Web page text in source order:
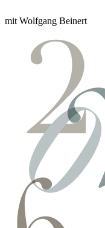
mit Wolfgang Beinert